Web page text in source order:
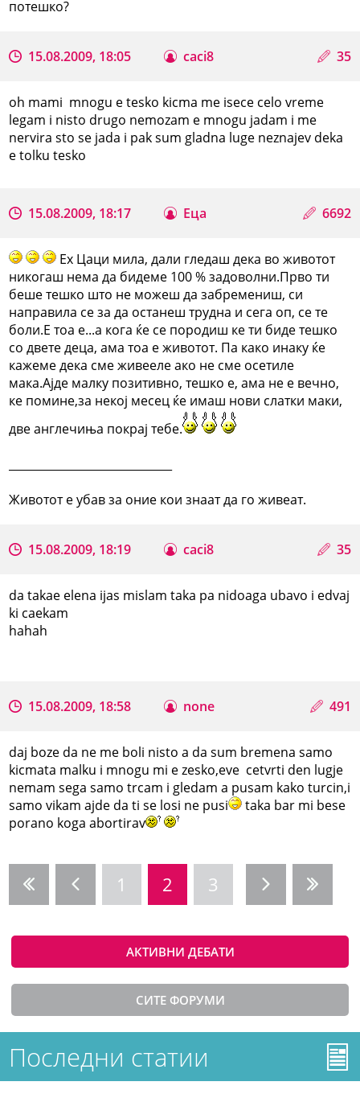
потешко?
15.08.2009, 18:05 caci8 35
oh mami mnogu e tesko kicma me isece celo vreme
legam i nisto drugo nemozam e mnogu jadam i me
nervira sto se jada i pak sum gladna luge neznajev deka
e tolku tesko
15.08.2009, 18:17 Еца 6692
Ех Цаци мила, дали гледаш дека во животот
никогаш нема да бидеме 100 % задоволни.Прво ти
беше тешко што не можеш да забремениш, си
направила се за да останеш трудна и сега оп, се те
боли.Е тоа е...а кога ќе се породиш ке ти биде тешко
со двете деца, ама тоа е животот. Па како инаку ќе
кажеме дека сме живееле ако не сме осетиле
мака.Ајде малку позитивно, тешко е, ама не е вечно,
ке помине,за некој месец ќе имаш нови слатки маки,
две англечиња покрај тебе.
Животот е убав за оние кои знаат да го живеат.
15.08.2009, 18:19 caci8 35
da takae elena ijas mislam taka pa nidoaga ubavo i edvaj
ki caekam
hahah
15.08.2009, 18:58 none 491
daj boze da ne me boli nisto a da sum bremena samo
kicmata malku i mnogu mi e zesko,eve cetvrti den lugje
nemam sega samo trcam i gledam a pusam kako turcin,i
samo vikam ajde da ti se losi ne pusi
taka bar mi bese
porano koga abortirav
1 2 3
АКТИВНИ ДЕБАТИ
СИТЕ ФОРУМИ
Последни статии